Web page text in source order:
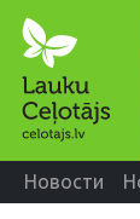
Новости